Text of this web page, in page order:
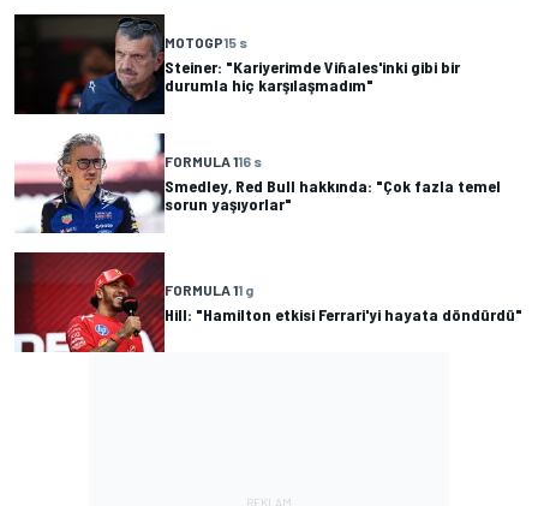
MOTOGP15 s
Steiner: "Kariyerimde Viñales'inki gibi bir
durumla hiç karşılaşmadım"
FORMULA 116 s
Smedley, Red Bull hakkında: "Çok fazla temel
sorun yaşıyorlar"
FORMULA 11 g
Hill: "Hamilton etkisi Ferrari'yi hayata döndürdü"